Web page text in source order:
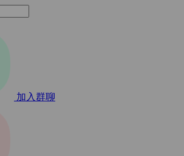
加入群聊